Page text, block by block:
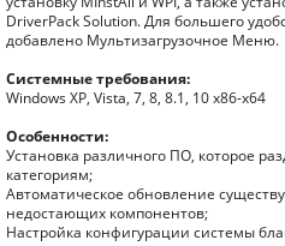
DriverPack Solution. Для большего
добавлено Мультизагрузочное Меню.
Системные требования:
Windows XP, Vista, 7, 8, 8.1, 10 x86-x64
Особенности:
Установка различного ПО, которое
категориям;
Автоматическое обновление
недостающих компонентов;
Настройка конфигурации системы